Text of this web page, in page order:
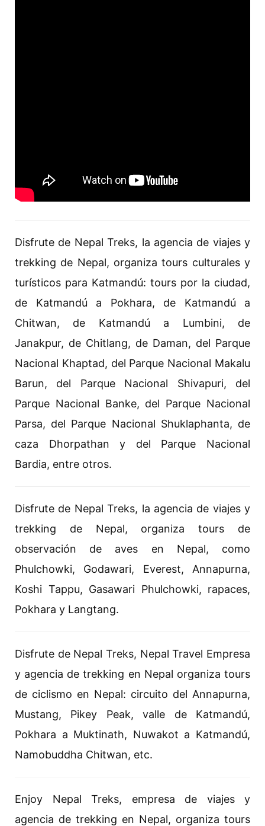
Disfrute de Nepal Treks, la agencia de viajes y
trekking de Nepal, organiza tours culturales y
turísticos para Katmandú: tours por la ciudad,
de Katmandú a Pokhara, de Katmandú a
Chitwan, de Katmandú a Lumbini, de
Janakpur, de Chitlang, de Daman, del Parque
Nacional Khaptad, del Parque Nacional Makalu
Barun, del Parque Nacional Shivapuri, del
Parque Nacional Banke, del Parque Nacional
Parsa, del Parque Nacional Shuklaphanta, de
caza Dhorpathan y del Parque Nacional
Bardia, entre otros.
Disfrute de Nepal Treks, la agencia de viajes y
trekking de Nepal, organiza tours de
observación de aves en Nepal, como
Phulchowki, Godawari, Everest, Annapurna,
Koshi Tappu, Gasawari Phulchowki, rapaces,
Pokhara y Langtang.
Disfrute de Nepal Treks, Nepal Travel Empresa
y agencia de trekking en Nepal organiza tours
de ciclismo en Nepal: circuito del Annapurna,
Mustang, Pikey Peak, valle de Katmandú,
Pokhara a Muktinath, Nuwakot a Katmandú,
Namobuddha Chitwan, etc.
Enjoy Nepal Treks, empresa de viajes y
agencia de trekking en Nepal, organiza tours